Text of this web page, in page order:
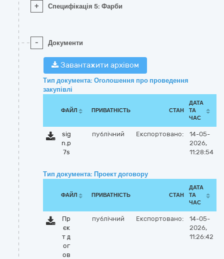
+ Специфікація 5: Фарби
- Документи
Завантажити архівом
Тип документа: Оголошення про проведення
закупівлі
ФАЙЛ ПРИВАТНІСТЬ СТАН
ДАТА
ТА
ЧАС
sig
n.p
7s
публічний Експортовано:
14-05-
2026,
11:28:54
Тип документа: Проект договору
ФАЙЛ ПРИВАТНІСТЬ СТАН
ДАТА
ТА
ЧАС
Пр
єк
т д
ог
ов
публічний Експортовано:
14-05-
2026,
11:26:42